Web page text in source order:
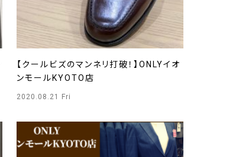
【クールビズのマンネリ打破！】ONLYイオ
ンモールKYOTO店
2020.08.21 Fri